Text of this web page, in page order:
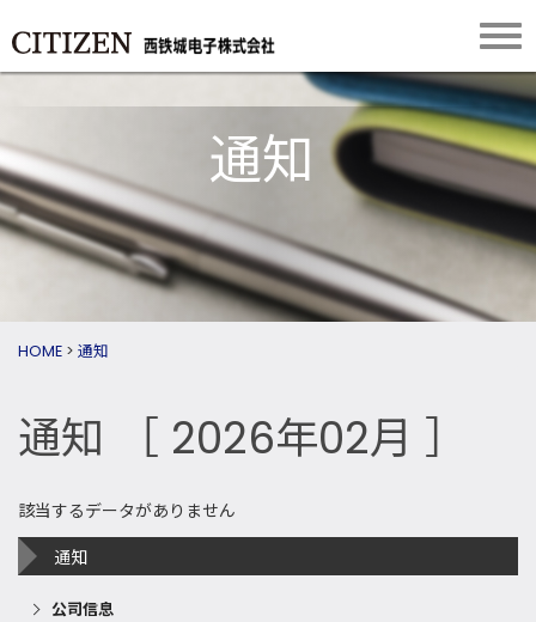
通知
HOME > 通知
通知 ［ 2026年02月 ］
該当するデータがありません
通知
公司信息